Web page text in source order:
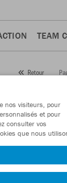
TEAM
Retour
Numéro d’article:
En tant que
nos visiteurs, pour
et pour
consulter vos
que nous